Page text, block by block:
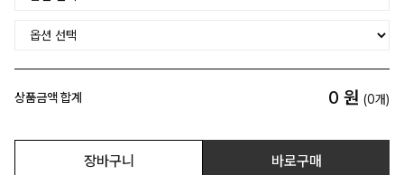
상품금액 합계 0 원 (0개)
장바구니 바로구매